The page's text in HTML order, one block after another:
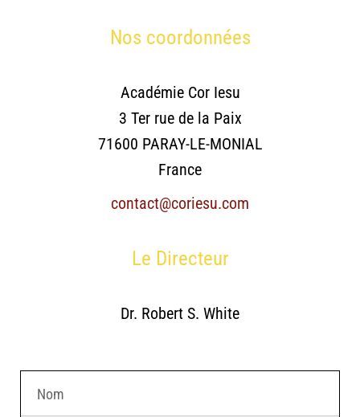
Nos coordonnées
Académie Cor Iesu
3 Ter rue de la Paix
71600 PARAY-LE-MONIAL
France
contact@coriesu.com
Le Directeur
Dr. Robert S. White